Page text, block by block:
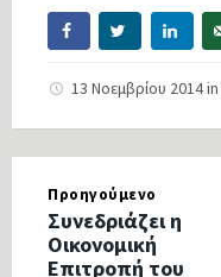
13 Νοεμβρίου 2014in
Προηγούμενο
Συνεδριάζει η
Οικονομική
Επιτροπή του